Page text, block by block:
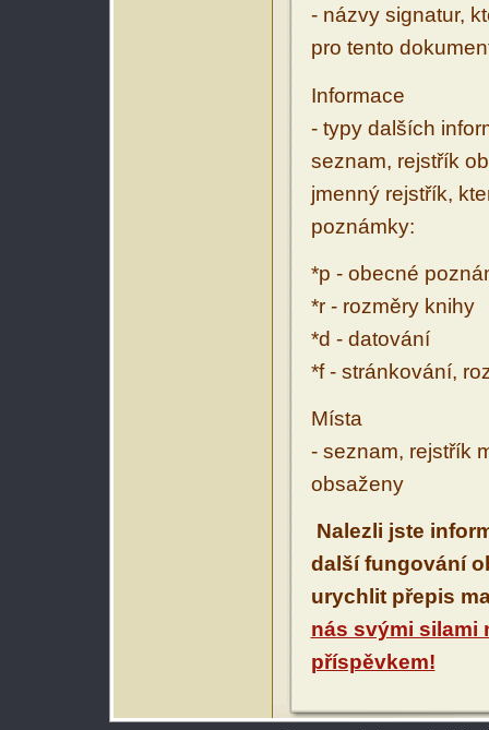
- názvy signatur,
pro tento
Informace
- typy dalších
seznam, rejstřík
jmenný rejstřík,
poznámky:
*p - obecné
*r - rozměry knihy
*d - datování
*f - stránkování,
Místa
- seznam, rejstřík
obsaženy
Nalezli jste
další fungování
urychlit přepis
nás svými silami
příspěvkem!